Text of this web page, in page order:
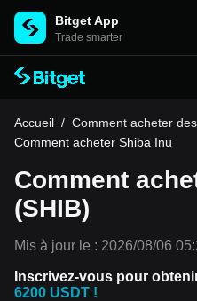
Bitget App
Trade smarter
Accueil / Comment acheter
Comment acheter Shiba Inu
Comment
(SHIB)
Mis à jour le : 2026/08/06
Inscrivez-vous pour
6200 USDT !